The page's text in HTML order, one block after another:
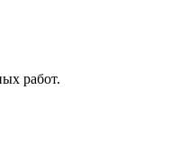
работ.